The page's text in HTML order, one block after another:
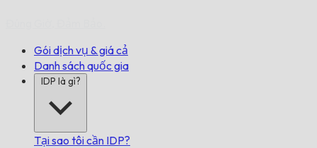
Gói dịch vụ & giá cả
Danh sách quốc gia
IDP là gì?
Tại sao tôi cần IDP?